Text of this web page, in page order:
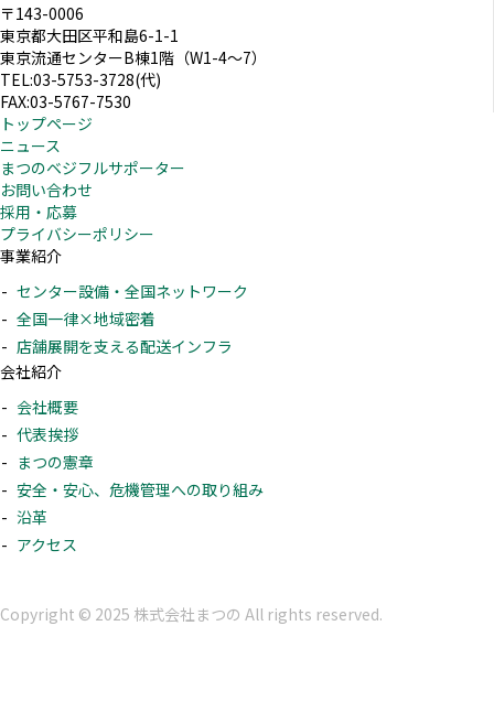
〒143-0006
東京都大田区平和島6-1-1
東京流通センターB棟1階（W1-4～7）
TEL:03-5753-3728(代)
FAX:03-5767-7530
トップページ
ニュース
まつのベジフルサポーター
お問い合わせ
採用・応募
プライバシーポリシー
事業紹介
センター設備・全国ネットワーク
全国一律×地域密着
店舗展開を支える配送インフラ
会社紹介
会社概要
代表挨拶
まつの憲章
安全・安心、危機管理への取り組み
沿革
アクセス
Copyright © 2025 株式会社まつの All rights reserved.